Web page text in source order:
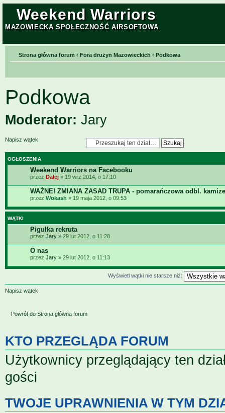
Weekend Warriors
MAZOWIECKA SPOŁECZNOŚĆ AIRSOFTOWA
Strona główna forum ‹ Fora drużyn Mazowieckich ‹ Podkowa
Podkowa
Moderator: Jary
Napisz wątek
OGŁOSZENIA
Weekend Warriors na Facebooku
przez Dalej » 19 wrz 2014, o 17:10
WAŻNE! ZMIANA ZASAD TRUPA - pomarańczowa odbl.
przez Wokash » 19 maja 2012, o 09:53
WĄTKI
Pigułka rekruta
przez Jary » 29 lut 2012, o 11:28
O nas
przez Jary » 29 lut 2012, o 11:13
Wyświetl wątki nie starsze niż:
Napisz wątek
Powrót do Strona główna forum
KTO PRZEGLĄDA FORUM
Użytkownicy przeglądający ten
gości
TWOJE UPRAWNIENIA W TYM